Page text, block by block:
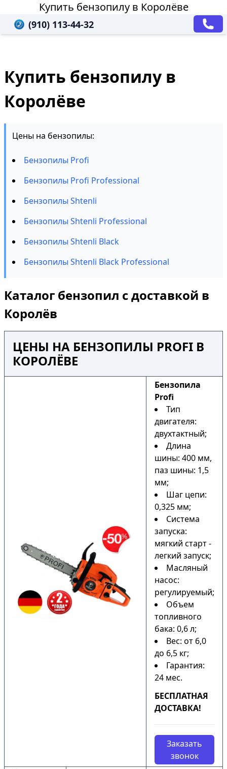
Купить бензопилу в Королёве
(910) 113-44-32
Купить бензопилу в
Королёве
Цены на бензопилы:
Бензопилы Profi
Бензопилы Profi Professional
Бензопилы Shtenli
Бензопилы Shtenli Professional
Бензопилы Shtenli Black
Бензопилы Shtenli Black Professional
Каталог бензопил с доставкой в
Королёв
ЦЕНЫ НА БЕНЗОПИЛЫ PROFI В
КОРОЛЁВЕ
Бензопила
Profi
Тип
двигателя:
двухтактный;
Длина
шины: 400 мм,
паз шины: 1,5
мм;
Шаг цепи:
0,325 мм;
Система
запуска:
мягкий старт -
легкий запуск;
Масляный
насос:
регулируемый;
Объем
топливного
бака: 0,6 л;
Вес: от 6,0
до 6,5 кг;
Гарантия:
24 мес.
БЕСПЛАТНАЯ
ДОСТАВКА!
Заказать
звонок